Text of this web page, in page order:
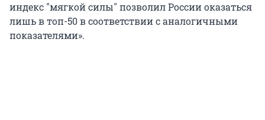
индекс "мягкой силы" позволил России оказаться
лишь в топ-50 в соответствии с аналогичными
показателями».